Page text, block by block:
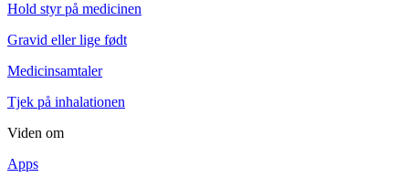
Hold styr på medicinen
Gravid eller lige født
Medicinsamtaler
Tjek på inhalationen
Viden om
Apps